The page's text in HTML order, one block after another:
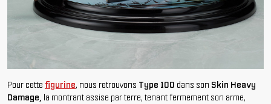
Pour cette figurine, nous retrouvons Type 100 dans son Skin Heavy
Damage, la montrant assise par terre, tenant fermement son arme,